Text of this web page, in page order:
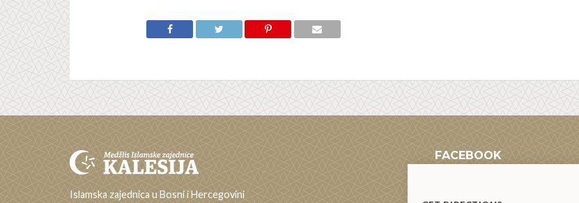
Islamska zajednica u Bosni i Hercegovini
FACEBOOK